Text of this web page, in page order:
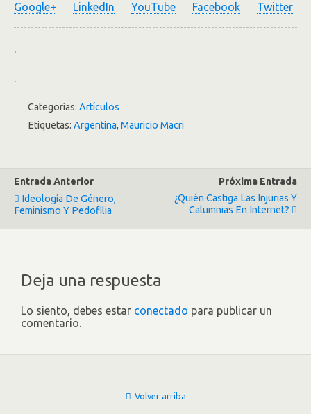
Google+ LinkedIn YouTube Facebook Twitter
.
.
Categorías: Artículos
Etiquetas: Argentina, Mauricio Macri
Entrada Anterior
Ideología De Género,
Feminismo Y Pedofilia
Próxima Entrada
¿Quién Castiga Las Injurias Y
Calumnias En Internet?
Deja una respuesta
Lo siento, debes estar conectado para publicar un
comentario.
Volver arriba